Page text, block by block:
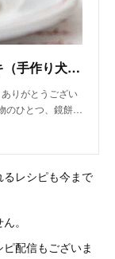
鏡餅風♪分厚いじゃがいもパンケーキ（手作り犬おやつレシピ）｜いちかわあやこ（犬ごはん先生）｜note
りがとうござい
のひとつ、鏡餅…
レシピも今まで
。
配信もございま